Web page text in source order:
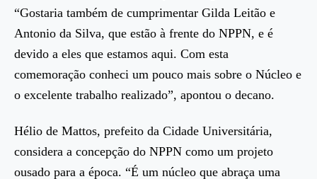
“Gostaria também de cumprimentar Gilda Leitão e
Antonio da Silva, que estão à frente do NPPN, e é
devido a eles que estamos aqui. Com esta
comemoração conheci um pouco mais sobre o Núcleo e
o excelente trabalho realizado”, apontou o decano.
Hélio de Mattos, prefeito da Cidade Universitária,
considera a concepção do NPPN como um projeto
ousado para a época. “É um núcleo que abraça uma